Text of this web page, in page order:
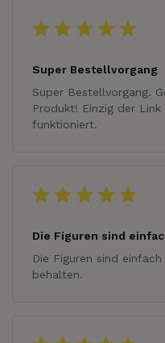
Super Bestellvorgang
Super Bestellvorgang.
Produkt! Einzig der
funktioniert.
Die Figuren sind
Die Figuren sind
behalten.